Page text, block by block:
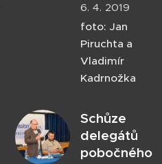
6. 4. 2019
foto: Jan
Piruchta a
Vladimír
Kadrnožka
Schůze
delegátů
pobočného